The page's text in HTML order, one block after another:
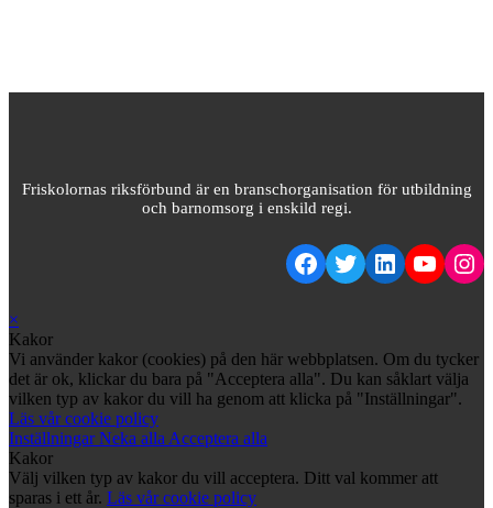
Friskolornas riksförbund är en branschorganisation för utbildning
och barnomsorg i enskild regi.
Facebook
TwitterLinkedIn
×
Kakor
Vi använder kakor (cookies) på den här webbplatsen. Om du tycker
det är ok, klickar du bara på "Acceptera alla". Du kan såklart välja
vilken typ av kakor du vill ha genom att klicka på "Inställningar".
Läs vår cookie policy
InställningarNeka alla Acceptera alla
Kakor
Välj vilken typ av kakor du vill acceptera. Ditt val kommer att
sparas i ett år. Läs vår cookie policy